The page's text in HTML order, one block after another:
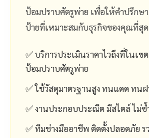
ป้อมปราบศัตรูพ่าย เพื่อให้คำปรึกษ
ป้ายที่เหมาะสมกับธุรกิจของคุณที่สุด
✅ บริการประเมินราคาไวถึงที่ในเขต
ป้อมปราบศัตรูพ่าย
✅ ใช้วัสดุมาตรฐานสูง ทนแดด ทน
✅ งานประกอบประณีต มีสไตล์ ไม่ซ้
✅ ทีมช่างมืออาชีพ ติดตั้งปลอดภัย ร